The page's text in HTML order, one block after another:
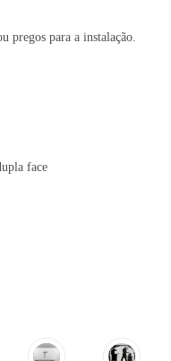
pregos para a instalação.
face